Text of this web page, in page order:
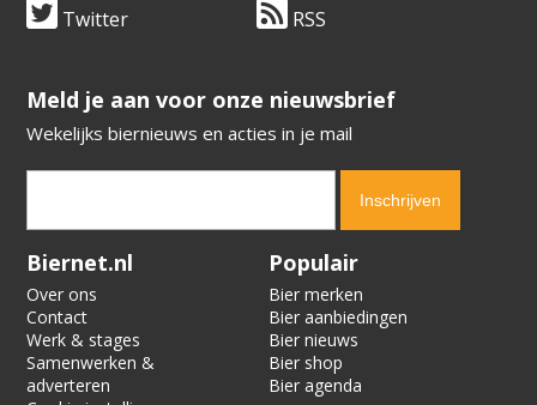
Twitter RSS
​​​​​​​Meld je aan voor onze nieuwsbrief
Wekelijks biernieuws en acties in je mail
Verification code:
Biernet.nl
Over ons
Contact
Werk & stages
Samenwerken &
adverteren
Populair
Bier merken
Bier aanbiedingen
Bier nieuws
Bier shop
Bier agenda